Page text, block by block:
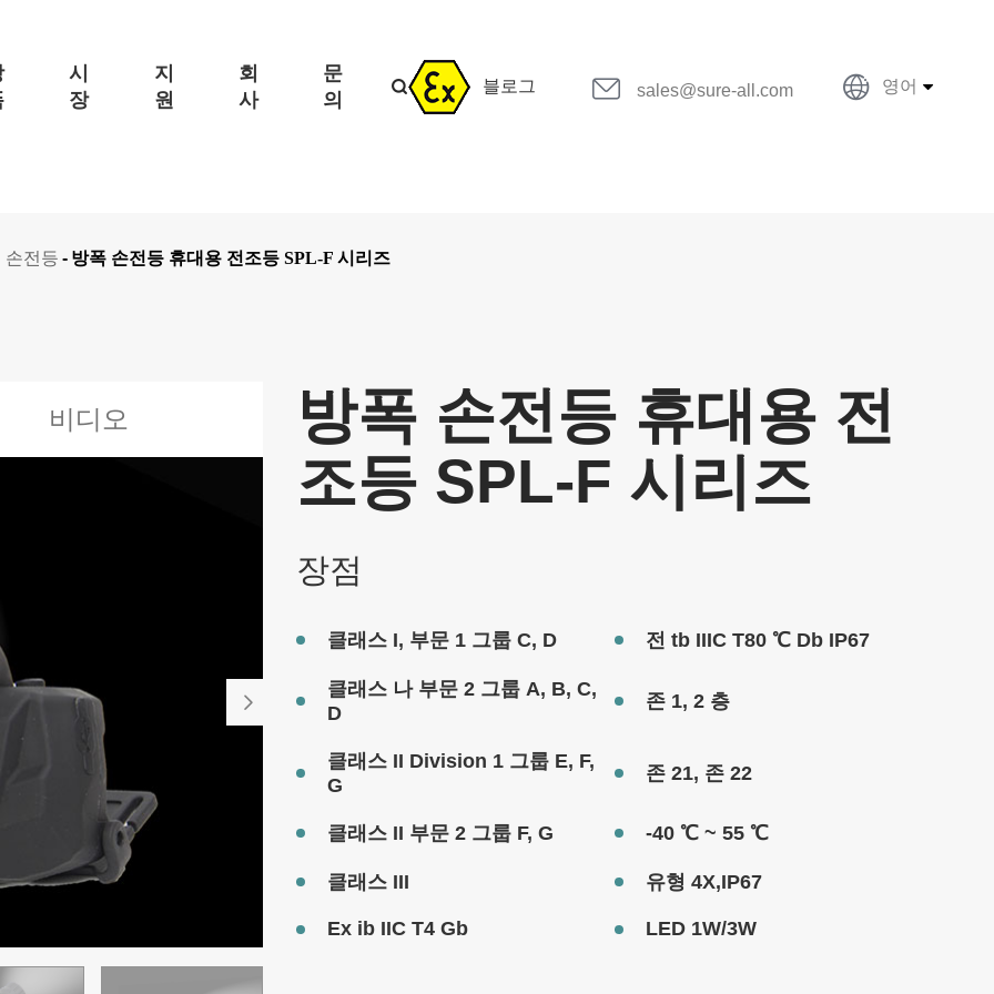
블로그  sales@sure-all.com  영어
시
장
지
원
회
사
문
의

손전등 방폭 손전등 휴대용 전조등 SPL-F 시리즈
비디오

방폭 손전등 휴대용 전
조등 SPL-F 시리즈
장점
클래스 I, 부문 1 그룹 C, D 전 tb IIIC T80 ℃ Db IP67
클래스 나 부문 2 그룹 A, B, C,
D
존 1, 2 층
클래스 II Division 1 그룹 E, F,
G
존 21, 존 22
클래스 II 부문 2 그룹 F, G -40 ℃ ~ 55 ℃
클래스 III 유형 4X,IP67
Ex ib IIC T4 Gb LED 1W/3W